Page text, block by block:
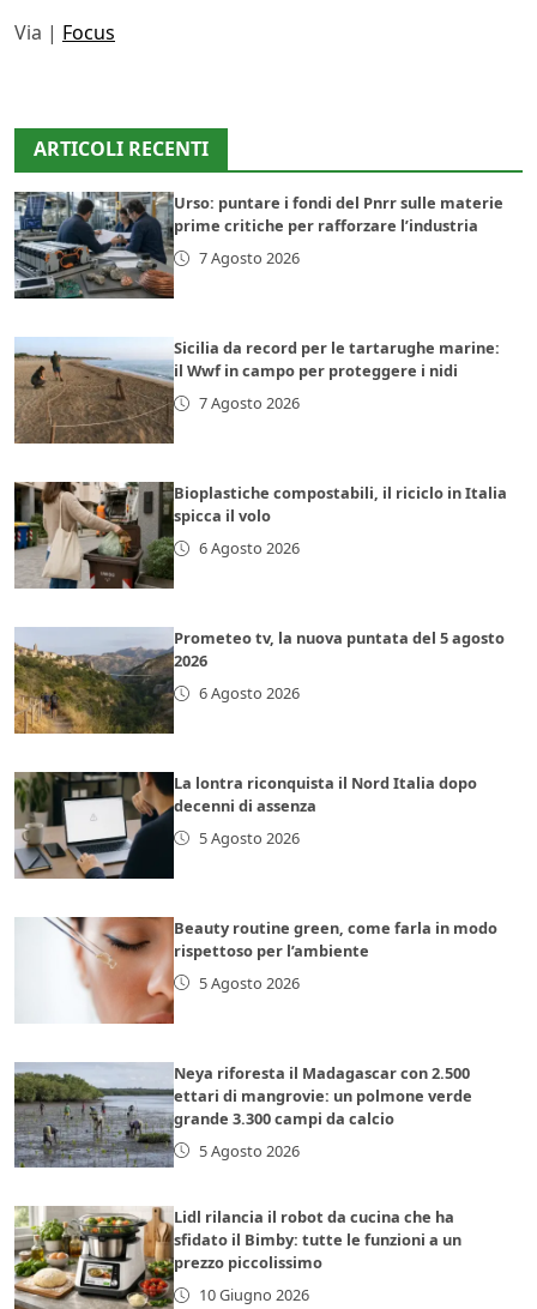
Via | Focus
ARTICOLI RECENTI
Urso: puntare i fondi del Pnrr sulle materie
prime critiche per rafforzare l’industria
7 Agosto 2026
Sicilia da record per le tartarughe marine:
il Wwf in campo per proteggere i nidi
7 Agosto 2026
Bioplastiche compostabili, il riciclo in Italia
spicca il volo
6 Agosto 2026
Prometeo tv, la nuova puntata del 5 agosto
2026
6 Agosto 2026
La lontra riconquista il Nord Italia dopo
decenni di assenza
5 Agosto 2026
Beauty routine green, come farla in modo
rispettoso per l’ambiente
5 Agosto 2026
Neya riforesta il Madagascar con 2.500
ettari di mangrovie: un polmone verde
grande 3.300 campi da calcio
5 Agosto 2026
Lidl rilancia il robot da cucina che ha
sfidato il Bimby: tutte le funzioni a un
prezzo piccolissimo
10 Giugno 2026